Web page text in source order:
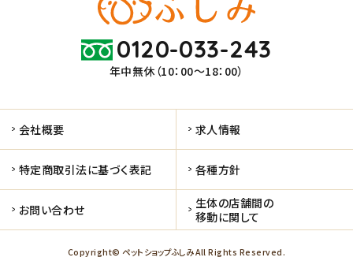
0120-033-243
年中無休（10：00～18：00）
会社概要 求人情報
特定商取引法に基づく表記 各種方針
お問い合わせ
生体の店舗間の
移動に関して
Copyright© ペットショップふしみ All Rights Reserved.